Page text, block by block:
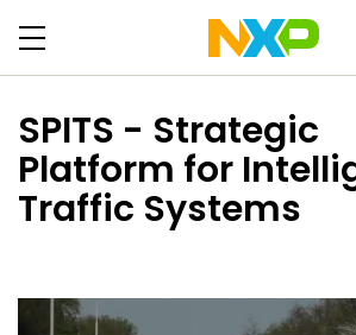
SPITS - Strategic
Platform for
Traffic Systems